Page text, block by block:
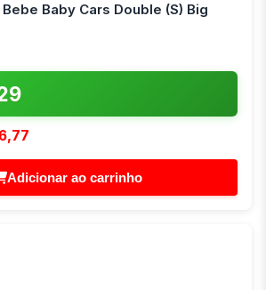
Baby Cars Double (S) Big
Adicionar ao carrinho